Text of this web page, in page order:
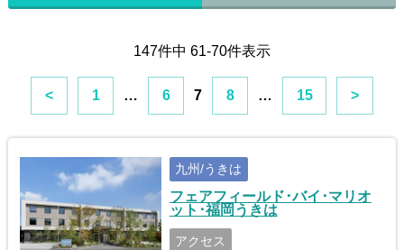
147件中 61-70件表示
< 1 … 6 7 8 … 15 >
九州/うきは
フェアフィールド･バイ･マリオ
ット･福岡うきは
アクセス